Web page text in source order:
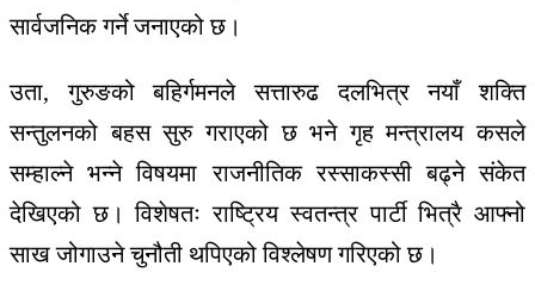
सार्वजनिक गर्ने जनाएको छ।
उता, गुरुङको बहिर्गमनले सत्तारुढ दलभित्र नयाँ शक्ति
सन्तुलनको बहस सुरु गराएको छ भने गृह मन्त्रालय कसले
सम्हाल्ने भन्ने विषयमा राजनीतिक रस्साकस्सी बढ्ने संकेत
देखिएको छ। विशेषतः राष्ट्रिय स्वतन्त्र पार्टी भित्रै आफ्नो
साख जोगाउने चुनौती थपिएको विश्लेषण गरिएको छ।